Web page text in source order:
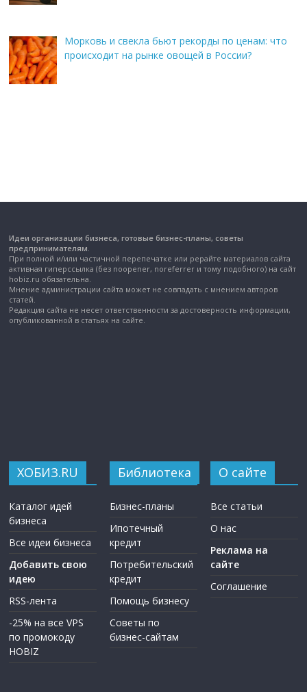
Морковь и свекла бьют рекорды по ценам: что
происходит на рынке овощей в России?
Идеи организации бизнеса, готовые бизнес-планы, советы
предпринимателям.
При полной и/или частичной перепечатке или рерайте материалов сайта
активная гиперссылка (без noopener, noreferrer и тому подобного) на сайт
hobiz.ru обязательна.
Мнение администрации сайта может не совпадать с мнением авторов
статей.
Редакция сайта не несет ответственности за достоверность информации,
опубликованной в статьях на сайте.
ХОБИЗ.RU
Каталог идей
бизнеса
Все идеи бизнеса
Добавить свою
идею
RSS-лента
-25% на все VPS
по промокоду
HOBIZ
Библиотека
Бизнес-планы
Ипотечный
кредит
Потребительский
кредит
Помощь бизнесу
Советы по
бизнес-сайтам
О сайте
Все статьи
О нас
Реклама на
сайте
Соглашение